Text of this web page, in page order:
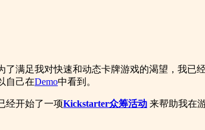
满足我对快速和动态卡牌游戏的渴望，我已
自己在Demo中看到。
经开始了一项Kickstarter众筹活动 来帮助我在